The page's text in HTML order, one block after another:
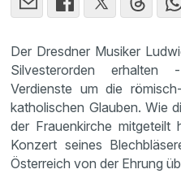
Der Dresdner Musiker
Silvesterorden
Verdienste um die
katholischen Glauben. Wie
der Frauenkirche
Konzert seines
Österreich von der Ehrung